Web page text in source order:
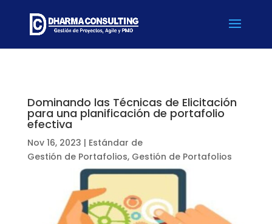
Dominando las Técnicas de Elicitación
para una planificación de portafolio
efectiva
Nov 16, 2023 | Estándar de
Gestión de Portafolios, Gestión de Portafolios